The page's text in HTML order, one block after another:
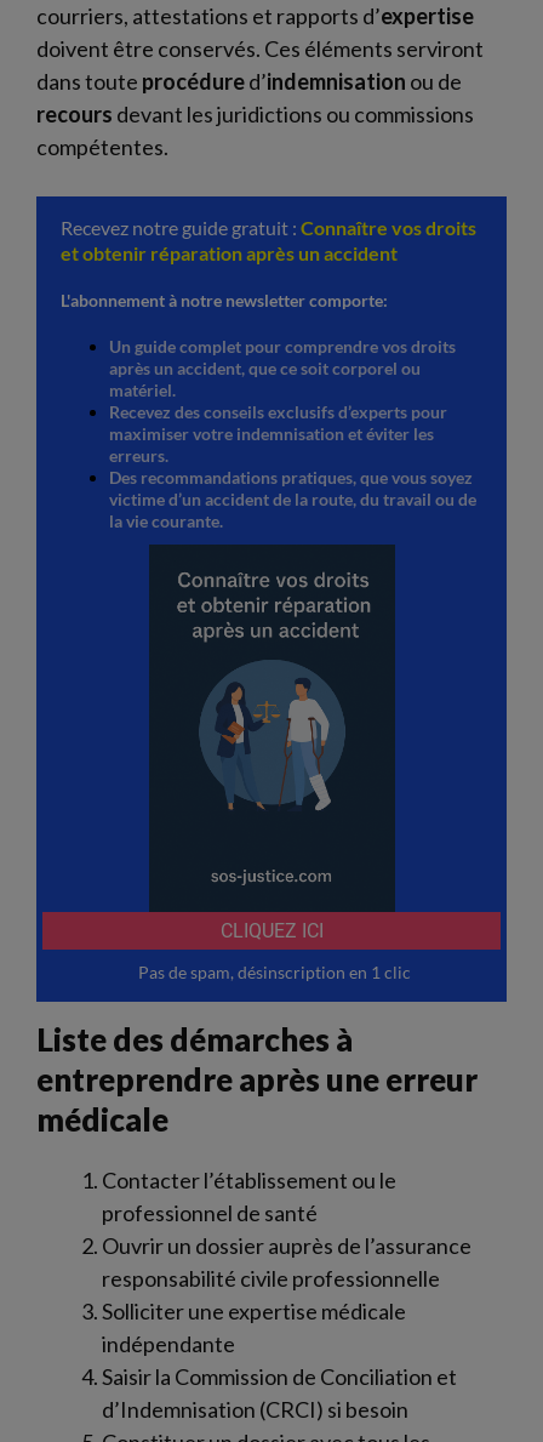
courriers, attestations et rapports d’expertise
doivent être conservés. Ces éléments serviront
dans toute procédured’indemnisation ou de
recours devant les juridictions ou commissions
compétentes.
Liste des démarches à
entreprendre après une erreur
médicale
Contacter l’établissement ou le
professionnel de santé
Ouvrir un dossier auprès de l’assurance
responsabilité civile professionnelle
Solliciter une expertise médicale
indépendante
Saisir la Commission de Conciliation et
d’Indemnisation (CRCI) si besoin